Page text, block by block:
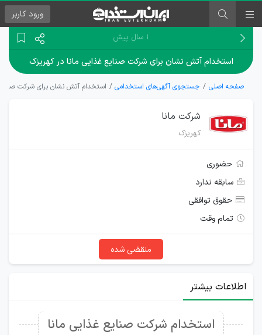
ورود کاربر
۱ سال پیش
استخدام آتش نشان برای شرکت صنایع غذایی مانا در کهریزک
صفحه اصلی جستجوی آگهی‌های استخدامی استخدام آتش نشان برای شرکت صنایع
شرکت مانا
کهریزک
حضوری
سابقه ندارد
حقوق توافقی
تمام وقت
منقضی شده
اطلاعات بیشتر
استخدام شرکت صنایع غذایی مانا